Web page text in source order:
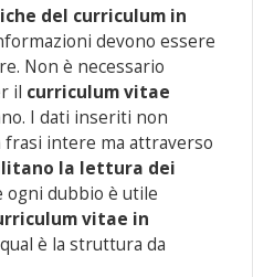
del curriculum in
devono essere
Non è necessario
il curriculum vitae
I dati inseriti non
intere ma attraverso
la lettura dei
ogni dubbio è utile
vitae in
è la struttura da